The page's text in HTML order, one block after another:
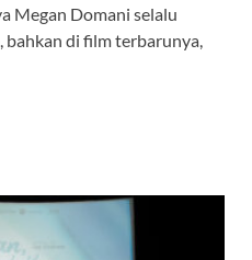
Megan Domani selalu
bahkan di film terbarunya,